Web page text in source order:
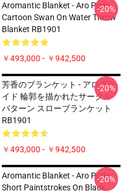
Aromantic Blanket - Aro Pride
Cartoon Swan On Water Throw
Blanket RB1901
￥493,000 - ￥942,500
-20%
芳香のブランケット - アロプラ
イド 輪郭を描かれたサークル
パターン スローブランケット
RB1901
￥493,000 - ￥942,500
-20%
Aromantic Blanket - Aro Pride
Short Paintstrokes On Black
-20%